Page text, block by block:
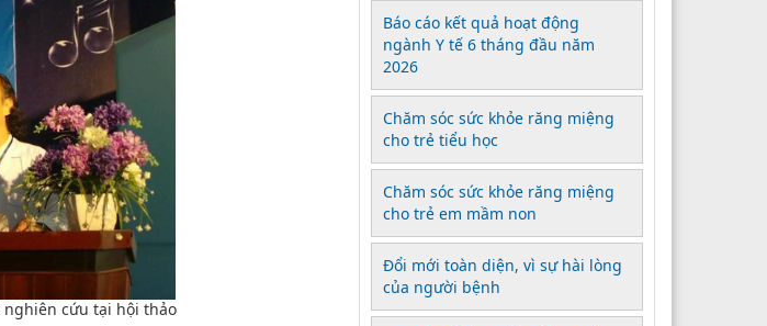
nghiên cứu tại hội thảo
Báo cáo kết quả hoạt động
ngành Y tế 6 tháng đầu năm
2026
Chăm sóc sức khỏe răng miệng
cho trẻ tiểu học
Chăm sóc sức khỏe răng miệng
cho trẻ em mầm non
Đổi mới toàn diện, vì sự hài lòng
của người bệnh